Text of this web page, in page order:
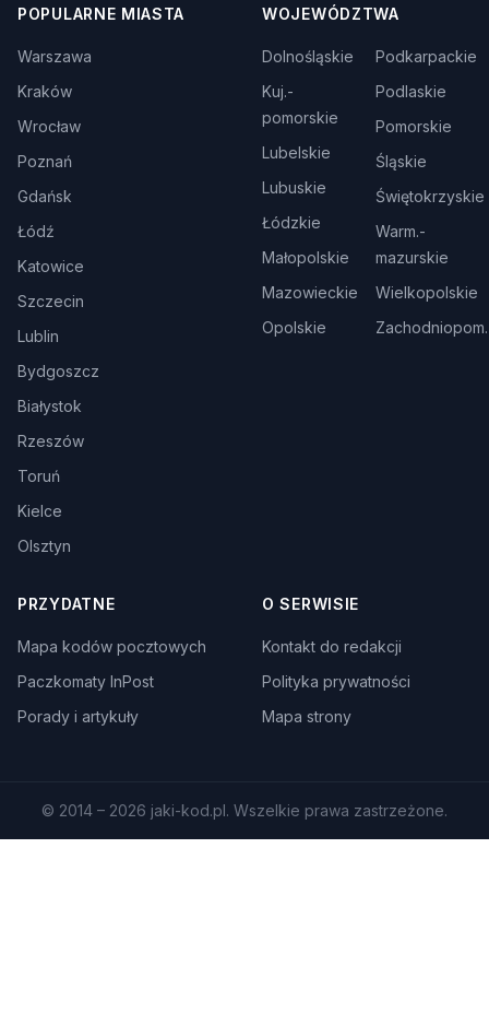
POPULARNE MIASTA
Warszawa
Kraków
Wrocław
Poznań
Gdańsk
Łódź
Katowice
Szczecin
Lublin
Bydgoszcz
Białystok
Rzeszów
Toruń
Kielce
Olsztyn
WOJEWÓDZTWA
Dolnośląskie
Kuj.-
pomorskie
Lubelskie
Lubuskie
Łódzkie
Małopolskie
Mazowieckie
Opolskie
Podkarpackie
Podlaskie
Pomorskie
Śląskie
Świętokrzyskie
Warm.-
mazurskie
Wielkopolskie
Zachodniopom.
PRZYDATNE
Mapa kodów pocztowych
Paczkomaty InPost
Porady i artykuły
O SERWISIE
Kontakt do redakcji
Polityka prywatności
Mapa strony
© 2014 – 2026 jaki-kod.pl. Wszelkie prawa zastrzeżone.